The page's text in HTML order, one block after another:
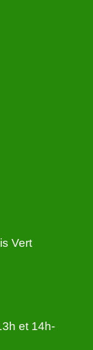
Vert
et 14h-